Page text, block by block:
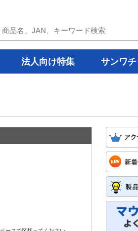
法人向け特集 サンワ